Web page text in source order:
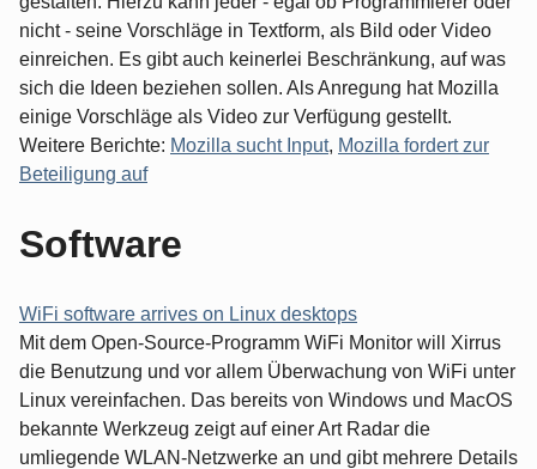
nicht - seine Vorschläge in Textform, als Bild oder Video
einreichen. Es gibt auch keinerlei Beschränkung, auf was
sich die Ideen beziehen sollen. Als Anregung hat Mozilla
einige Vorschläge als Video zur Verfügung gestellt.
Weitere Berichte: Mozilla sucht Input, Mozilla fordert zur
Beteiligung auf
Software
WiFi software arrives on Linux desktops
Mit dem Open-Source-Programm WiFi Monitor will Xirrus
die Benutzung und vor allem Überwachung von WiFi unter
Linux vereinfachen. Das bereits von Windows und MacOS
bekannte Werkzeug zeigt auf einer Art Radar die
umliegende WLAN-Netzwerke an und gibt mehrere Details